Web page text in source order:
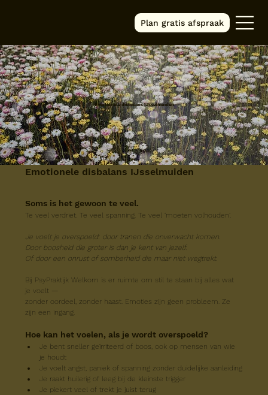
Plan gratis afspraak
Emotionele disbalans IJsselmuiden
Emotionele disbalans IJsselmuiden
Soms is het gewoon te veel.
Te veel verdriet. Te veel spanning. Te veel ‘moeten volhouden’.
Je voelt je overspoeld: door tranen die onverwacht komen.
Door boosheid die groter is dan je kent van jezelf.
Of door een onrust of somberheid die maar niet wegtrekt.
Bij PsyPraktijk Welkom is er ruimte om stil te staan bij alles wat
je voelt —
zonder oordeel, zonder haast. Emoties zijn geen probleem. Ze
zijn een ingang.
Hoe kan het voelen, als je wordt overspoeld?
Je bent sneller geïrriteerd of boos, ook op mensen van wie
je houdt
Je voelt angst, paniek of spanning zonder duidelijke aanleiding
Je raakt huilerig of leeg bij de kleinste trigger
Je piekert veel of trekt je juist terug